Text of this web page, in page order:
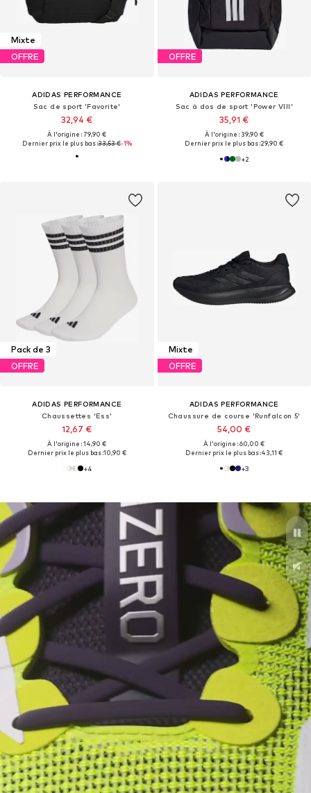
Mixte
OFFRE
ADIDAS PERFORMANCE
Sac de sport 'Favorite'
32,94 €
À l'origine : 79,90 €
Dernier prix le plus bas :33,53 €-1%
OFFRE
ADIDAS PERFORMANCE
Sac à dos de sport 'Power VIII'
35,91 €
À l'origine : 39,90 €
Dernier prix le plus bas :29,90 €
+2
Pack de 3
OFFRE
ADIDAS PERFORMANCE
Chaussettes 'Ess'
12,67 €
À l'origine : 14,90 €
Dernier prix le plus bas :10,90 €
+4
Mixte
OFFRE
ADIDAS PERFORMANCE
Chaussure de course 'Runfalcon 5'
54,00 €
À l'origine : 60,00 €
Dernier prix le plus bas :43,11 €
+3